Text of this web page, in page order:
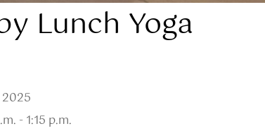
Lunch Yoga
2025
- 1:15 p.m.